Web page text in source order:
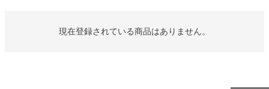
現在登録されている商品はありません。